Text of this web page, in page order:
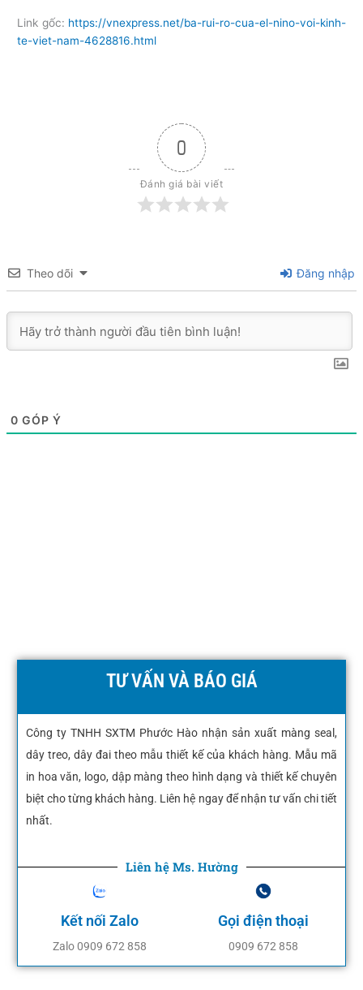
Link gốc: https://vnexpress.net/ba-rui-ro-cua-el-nino-voi-kinh-
te-viet-nam-4628816.html
0
Đánh giá bài viết
Theo dõi Đăng nhập
0 GÓP Ý
TƯ VẤN VÀ BÁO GIÁ
Công ty TNHH SXTM Phước Hào nhận sản xuất màng seal,
dây treo, dây đai theo mẫu thiết kế của khách hàng. Mẫu mã
in hoa văn, logo, dập màng theo hình dạng và thiết kế chuyên
biệt cho từng khách hàng. Liên hệ ngay để nhận tư vấn chi tiết
nhất.
Liên hệ Ms. Hường
Kết nối Zalo
Zalo 0909 672 858
Gọi điện thoại
0909 672 858